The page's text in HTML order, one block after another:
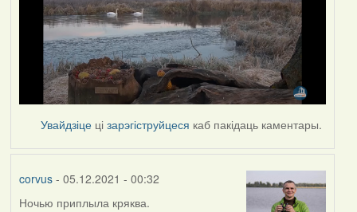
Увайдзіце цізарэгіструйцеся каб пакідаць каментары.
corvus- 05.12.2021 - 00:32
Ночью приплыла кряква.